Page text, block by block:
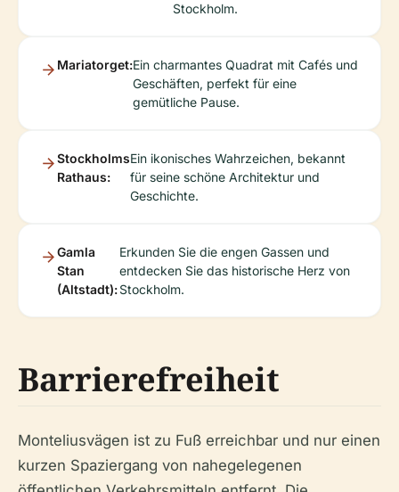
Stockholm.
Mariatorget:Ein charmantes Quadrat mit Cafés und
Geschäften, perfekt für eine
gemütliche Pause.
Stockholms
Rathaus:
Ein ikonisches Wahrzeichen, bekannt
für seine schöne Architektur und
Geschichte.
Gamla
Stan
(Altstadt):
Erkunden Sie die engen Gassen und
entdecken Sie das historische Herz von
Stockholm.
Barrierefreiheit
Monteliusvägen ist zu Fuß erreichbar und nur einen
kurzen Spaziergang von nahegelegenen